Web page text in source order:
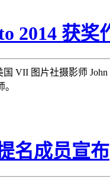
2014 获奖
VII 图片社摄影师
名成员宣布